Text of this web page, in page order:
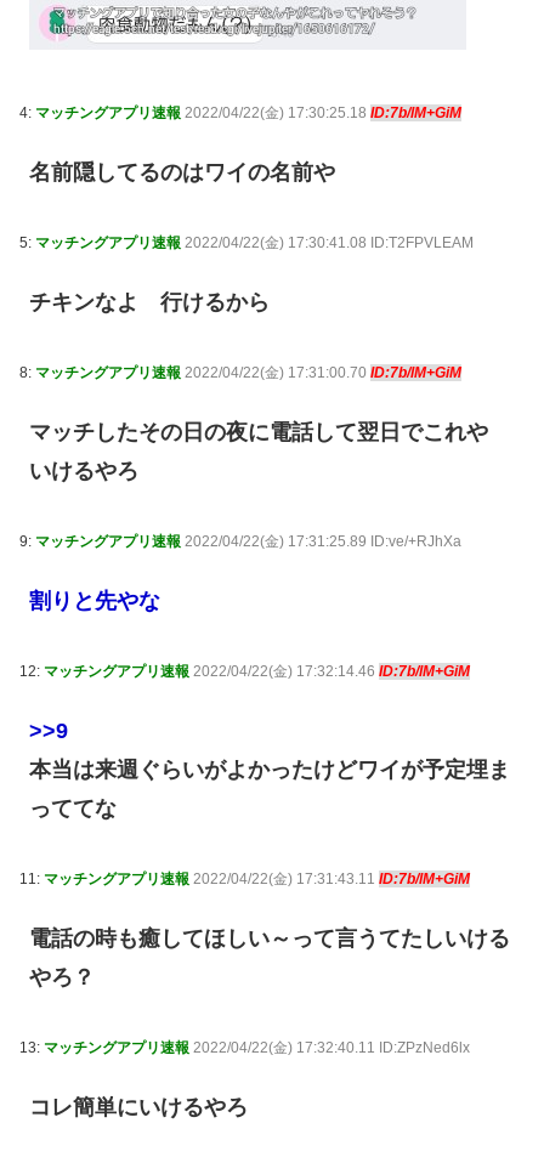
4: マッチングアプリ速報 2022/04/22(金) 17:30:25.18 ID:7b/lM+GiM
名前隠してるのはワイの名前や
5: マッチングアプリ速報 2022/04/22(金) 17:30:41.08 ID:T2FPVLEAM
チキンなよ 行けるから
8: マッチングアプリ速報 2022/04/22(金) 17:31:00.70 ID:7b/lM+GiM
マッチしたその日の夜に電話して翌日でこれや
いけるやろ
9: マッチングアプリ速報 2022/04/22(金) 17:31:25.89 ID:ve/+RJhXa
割りと先やな
12: マッチングアプリ速報 2022/04/22(金) 17:32:14.46 ID:7b/lM+GiM
>>9
本当は来週ぐらいがよかったけどワイが予定埋ま
っててな
11: マッチングアプリ速報 2022/04/22(金) 17:31:43.11 ID:7b/lM+GiM
電話の時も癒してほしい～って言うてたしいける
やろ？
13: マッチングアプリ速報 2022/04/22(金) 17:32:40.11 ID:ZPzNed6lx
コレ簡単にいけるやろ